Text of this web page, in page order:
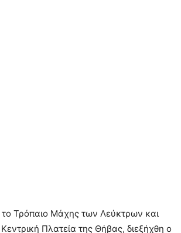
Τρόπαιο Μάχης των Λεύκτρων και
Πλατεία της Θήβας, διεξήχθη ο